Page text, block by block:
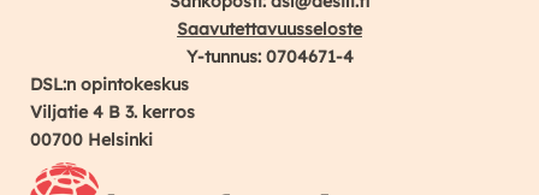
Saavutettavuusseloste
Y-tunnus: 0704671-4
DSL:n opintokeskus
Viljatie 4 B 3. kerros
00700 Helsinki